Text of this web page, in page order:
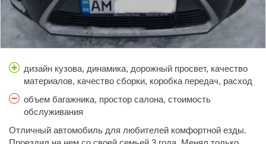
дизайн кузова, динамика, дорожный просвет, качество
материалов, качество сборки, коробка передач, расход
объем багажника, простор салона, стоимость
обслуживания
Отличный автомобиль для любителей комфортной езды.